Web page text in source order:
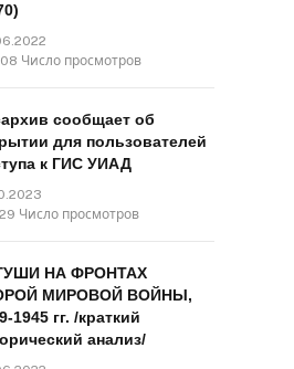
Число просмотров
сообщает об
для пользователей
к ГИС УИАД
Число просмотров
НА ФРОНТАХ
МИРОВОЙ ВОЙНЫ,
1945 гг. /краткий
анализ/